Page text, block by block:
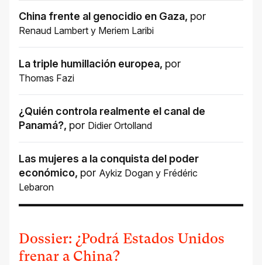
China frente al genocidio en Gaza, por
Renaud Lambert y Meriem Laribi
La triple humillación europea, por
Thomas Fazi
¿Quién controla realmente el canal de
Panamá?, por Didier Ortolland
Las mujeres a la conquista del poder
económico, por Aykiz Dogan y Frédéric
Lebaron
Dossier: ¿Podrá Estados Unidos
frenar a China?